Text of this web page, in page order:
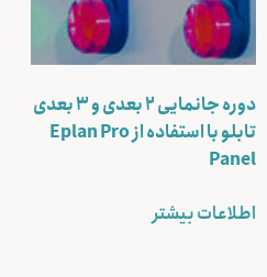
دوره جانمایی ۲ بعدی و ۳ بعدی
تابلو با استفاده از Eplan Pro
Panel
اطلاعات بیشتر